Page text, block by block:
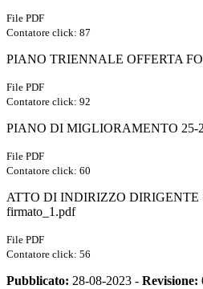
File PDF
Contatore click: 87
PIANO TRIENNALE OFFERTA
File PDF
Contatore click: 92
PIANO DI MIGLIORAMENTO 25-
File PDF
Contatore click: 60
ATTO DI INDIRIZZO DIRIGENTE
firmato_1.pdf
File PDF
Contatore click: 56
Pubblicato: 28-08-2023 - Revisione: